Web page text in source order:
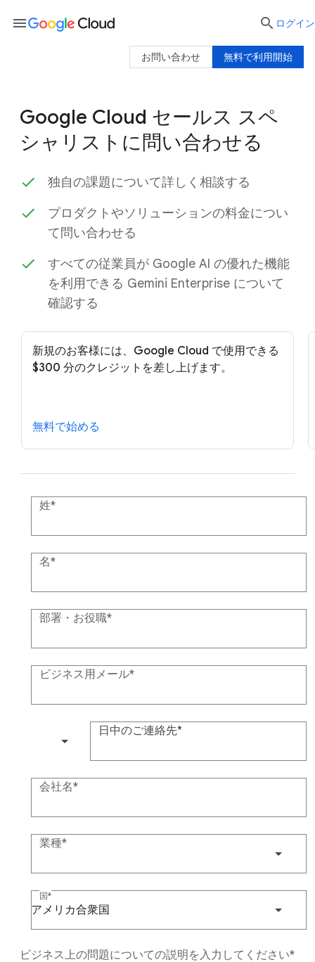
Google Cloud セールス スペ
シャリストに問い合わせる
独自の課題について詳しく相談する
プロダクトやソリューションの料金につい
て問い合わせる
すべての従業員が Google AI の優れた機能
を利用できる Gemini Enterprise について
確認する
新規のお客様には、Google Cloud で使用できる
$300 分のクレジットを差し上げます。
無料で始める
姓
名
部署・お役職
ビジネス用メール
日中のご連絡先
会社名
業種
国
アメリカ合衆国
ビジネス上の問題についての説明を入力してください
menu  ログイン
無料で利用開始
お問い合わせ